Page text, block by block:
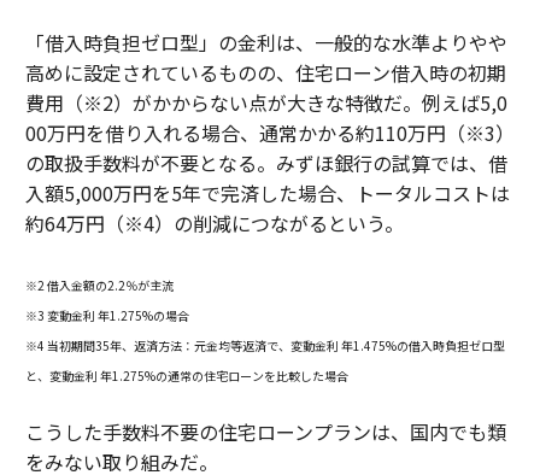
「借入時負担ゼロ型」の金利は、一般的な水準よりやや
高めに設定されているものの、住宅ローン借入時の初期
費用（※2）がかからない点が大きな特徴だ。例えば5,0
00万円を借り入れる場合、通常かかる約110万円（※3）
の取扱手数料が不要となる。みずほ銀行の試算では、借
入額5,000万円を5年で完済した場合、トータルコストは
約64万円（※4）の削減につながるという。
※2 借入金額の2.2％が主流
※3 変動金利 年1.275%の場合
※4 当初期間35年、返済方法：元金均等返済で、変動金利 年1.475%の借入時負担ゼロ型
と、変動金利 年1.275%の通常の住宅ローンを比較した場合
こうした手数料不要の住宅ローンプランは、国内でも類
をみない取り組みだ。